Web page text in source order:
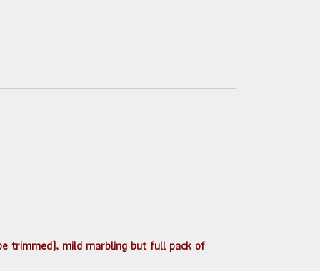
trimmed), mild marbling but full pack of